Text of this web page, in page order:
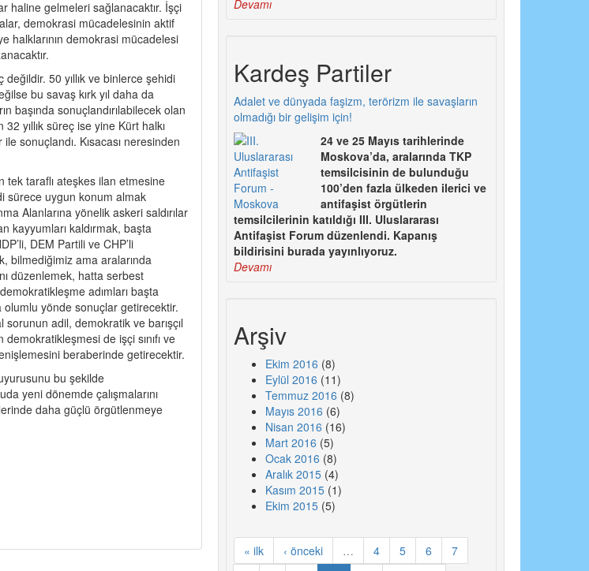
haline gelmeleri sağlanacaktır. İşçi
demokrasi mücadelesinin aktif
halklarının demokrasi mücadelesi
50 yıllık ve binlerce şehidi
bu savaş kırk yıl daha da
başında sonuçlandırılabilecek olan
yıllık süreç ise yine Kürt halkı
sonuçlandı. Kısacası neresinden
tek taraflı ateşkes ilan etmesine
sürece uygun konum almak
Alanlarına yönelik askeri saldırılar
kayyumları kaldırmak, başta
DEM Partili ve CHP’li
bilmediğimiz ama aralarında
düzenlemek, hatta serbest
adımları başta
yönde sonuçlar getirecektir.
sorunun adil, demokratik ve barışçıl
de işçi sınıfı ve
beraberinde getirecektir.
bu şekilde
yeni dönemde çalışmalarını
daha güçlü örgütlenmeye
Devamı
Kardeş Partiler
Adalet ve dünyada faşizm, terörizm ile savaşların
olmadığı bir gelişim için!
24 ve 25 Mayıs tarihlerinde
Moskova’da, aralarında TKP
temsilcisinin de bulunduğu
100’den fazla ülkeden ilerici ve
antifaşist örgütlerin
temsilcilerinin katıldığı III. Uluslararası
Antifaşist Forum düzenlendi. Kapanış
bildirisini burada yayınlıyoruz.
Devamı
Arşiv
Ekim 2016 (8)
Eylül 2016 (11)
Temmuz 2016 (8)
Mayıs 2016 (6)
Nisan 2016 (16)
Mart 2016 (5)
Ocak 2016 (8)
Aralık 2015(4)
Kasım 2015(1)
Ekim 2015(5)
« ilk ‹ önceki … 4 5 6
7